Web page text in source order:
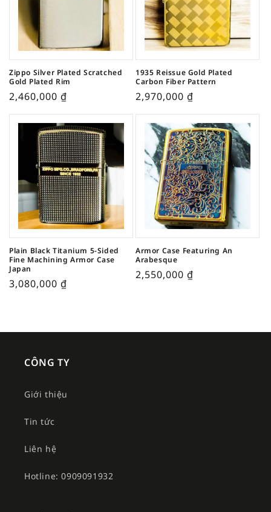
Zippo Silver Plated Scratched
Gold Plated Rim
2,460,000 ₫
1935 Reissue Gold Plated
Carbon Fiber Pattern
2,970,000 ₫
Plain Black Titanium 5-Sided
Fine Machining Armor Case
Japan
3,080,000 ₫
Armor Case Featuring An
Arabesque
2,550,000 ₫
CÔNG TY
Giới thiệu
Tin tức
Liên hệ
Hotline: 0909091932